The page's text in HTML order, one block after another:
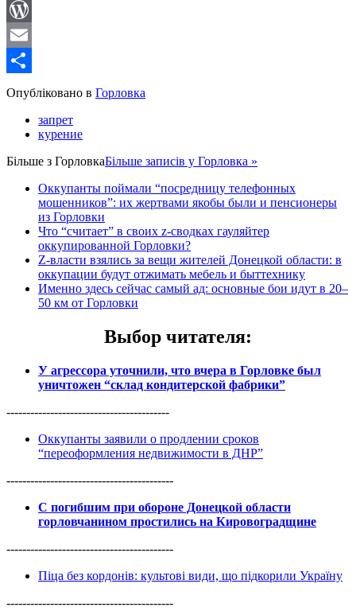
LinkedIn
WordPress
Email
Share
Опубліковано в Горловка
запрет
курение
Більше з ГорловкаБільше записів у Горловка »
Оккупанты поймали “посредницу телефонных
мошенников”: их жертвами якобы были и пенсионеры
из Горловки
Что “считает” в своих z-сводках гауляйтер
оккупированной Горловки?
Z-власти взялись за вещи жителей Донецкой области: в
оккупации будут отжимать мебель и быттехнику
Именно здесь сейчас самый ад: основные бои идут в 20–
50 км от Горловки
Выбор читателя:
У агрессора уточнили, что вчера в Горловке был
уничтожен “склад кондитерской фабрики”
-----------------------------------------
Оккупанты заявили о продлении сроков
“переоформления недвижимости в ДНР”
------------------------------------------
С погибшим при обороне Донецкой области
горловчанином простились на Кировоградщине
------------------------------------------
Піца без кордонів: культові види, що підкорили Україну
------------------------------------------